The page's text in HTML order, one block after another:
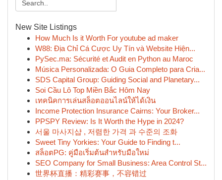
New Site Listings
How Much Is it Worth For youtube ad maker
W88: Địa Chỉ Cá Cược Uy Tín và Website Hiện...
PySec.ma: Sécurité et Audit en Python au Maroc
Música Personalizada: O Guia Completo para Cria...
SDS Capital Group: Guiding Social and Planetary...
Soi Cầu Lô Top Miền Bắc Hôm Nay
เทคนิคการเล่นสล็อตออนไลน์ให้ได้เงิน
Income Protection Insurance Cairns: Your Broker...
PPSPY Review: Is It Worth the Hype in 2024?
서울 마사지샵 , 저렴한 가격 과 수준의 조화
Sweet Tiny Yorkies: Your Guide to Finding t...
สล็อตPG: คู่มือเริ่มต้นสำหรับมือใหม่
SEO Company for Small Business: Area Control St...
世界杯直播：精彩赛事，不容错过